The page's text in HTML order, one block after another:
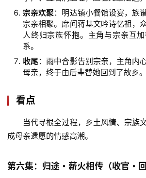
宗亲欢聚 ：明达镇小餐馆设宴，族
宗亲相聚。席间蒋基文吟诗忆祖，
人终归宗族怀抱。主角与宗亲互
系。
收尾 ：雨中合影告别宗亲，主角内
母亲，终于由后辈替她回到了故乡。
看点
当代寻根全过程，乡土风情、宗族
成母亲遗愿的情感高潮。
第六集：归途・薪火相传（收官・回